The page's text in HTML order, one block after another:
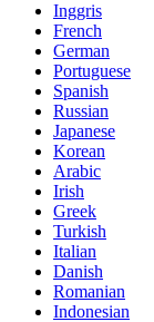
Inggris
French
German
Portuguese
Spanish
Russian
Japanese
Korean
Arabic
Irish
Greek
Turkish
Italian
Danish
Romanian
Indonesian